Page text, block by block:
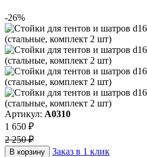
-26%
Артикул: А0310
1 650 ₽
2 250 ₽
В корзину
Заказ в 1 клик